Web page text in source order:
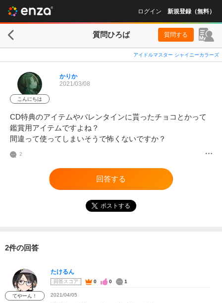
ログイン 新規登録（無料）
質問ひろば 質問する
アイドルマスター シャイニーカラーズ
こんにちは
かりか
2021/03/08
CD特典のアイテムやバレンタインに貰ったチョコとかって
鑑賞用アイテムですよね？
間違って使ってしまいそうで怖くないですか？
2
回答する
ポストする
2件の回答
てやーん！
たけるん
回答スコア 0 0 1
2021/04/05